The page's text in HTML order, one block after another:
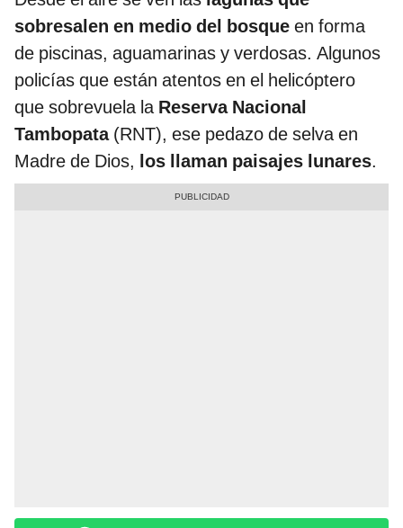
sobresalen en medio del bosque en forma
de piscinas, aguamarinas y verdosas. Algunos
policías que están atentos en el helicóptero
que sobrevuela la Reserva Nacional
Tambopata(RNT), ese pedazo de selva en
Madre de Dios, los llaman paisajes lunares.